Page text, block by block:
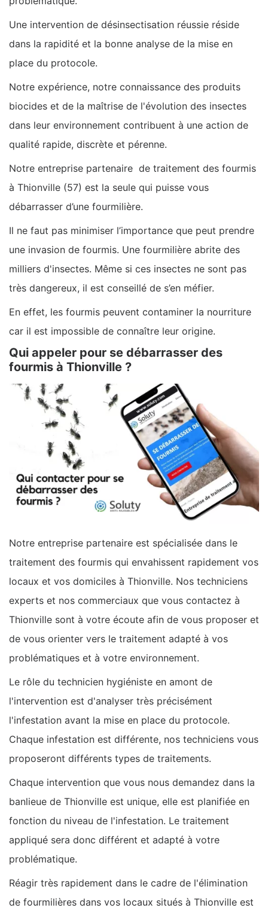
Une intervention de désinsectisation réussie réside
dans la rapidité et la bonne analyse de la mise en
place du protocole.
Notre expérience, notre connaissance des produits
biocides et de la maîtrise de l'évolution des insectes
dans leur environnement contribuent à une action de
qualité rapide, discrète et pérenne.
Notre entreprise partenaire de traitement des fourmis
à Thionville (57) est la seule qui puisse vous
débarrasser d’une fourmilière.
Il ne faut pas minimiser l’importance que peut prendre
une invasion de fourmis. Une fourmilière abrite des
milliers d'insectes. Même si ces insectes ne sont pas
très dangereux, il est conseillé de s’en méfier.
En effet, les fourmis peuvent contaminer la nourriture
car il est impossible de connaître leur origine.
Qui appeler pour se débarrasser des
fourmis à Thionville ?
Notre entreprise partenaire est spécialisée dans le
traitement des fourmis qui envahissent rapidement vos
locaux et vos domiciles à Thionville. Nos techniciens
experts et nos commerciaux que vous contactez à
Thionville sont à votre écoute afin de vous proposer et
de vous orienter vers le traitement adapté à vos
problématiques et à votre environnement.
Le rôle du technicien hygiéniste en amont de
l'intervention est d'analyser très précisément
l'infestation avant la mise en place du protocole.
Chaque infestation est différente, nos techniciens vous
proposeront différents types de traitements.
Chaque intervention que vous nous demandez dans la
banlieue de Thionville est unique, elle est planifiée en
fonction du niveau de l'infestation. Le traitement
appliqué sera donc différent et adapté à votre
problématique.
Réagir très rapidement dans le cadre de l'élimination
de fourmilières dans vos locaux situés à Thionville est